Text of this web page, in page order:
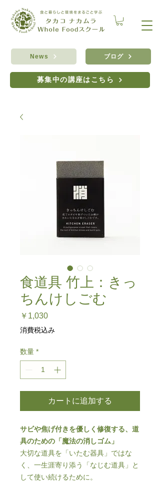
News
募集中の講座はこちら
ブログ
食道具 竹上：きっ
ちんけしごむ
￥1,030価
格
消費税込み
数量 *
カートに追加する
サビや焦げ付きを優しく修復する、道
具のための「魔法の消しゴム」
大切な道具を「いたむ器具」ではな
く、一生涯寄り添う「なじむ道具」と
して使い続けるために。